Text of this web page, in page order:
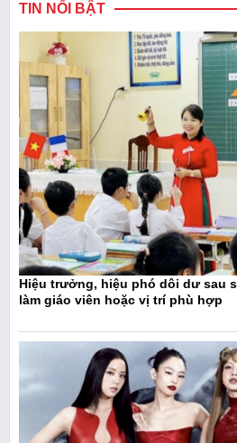
TIN NỔI BẬT
Hiệu trưởng, hiệu phó dôi dư sau
làm giáo viên hoặc vị trí phù hợp